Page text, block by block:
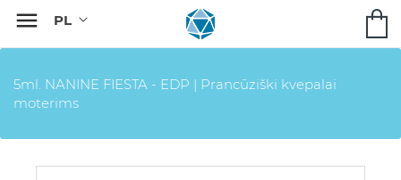

5ml. NANINE FIESTA - EDP | Prancūziški kvepalai
moterims